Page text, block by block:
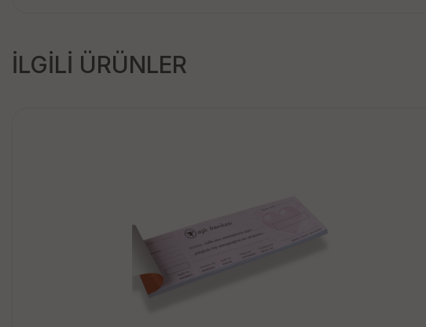
İLGİLİ ÜRÜNLER